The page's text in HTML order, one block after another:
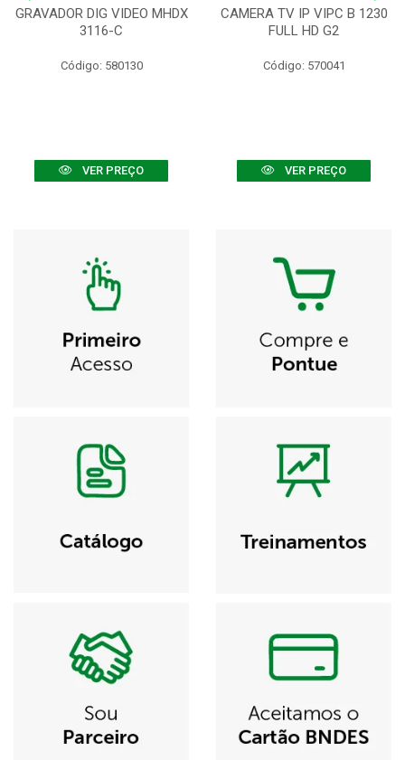
GRAVADOR DIG VIDEO MHDX
3116-C
Código: 580130
VER PREÇO
CAMERA TV IP VIPC B 1230
FULL HD G2
Código: 570041
VER PREÇO